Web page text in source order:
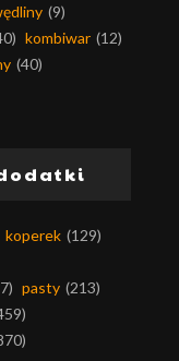
(9)
kombiwar (12)
(40)
koperek (129)
pasty (213)